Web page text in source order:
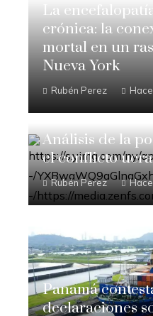
La
crónica: la
mortal en un
Nueva York
Rubén Perez
Análisis de la
el conflicto
Rubén Perez
Panamá
declaraciones